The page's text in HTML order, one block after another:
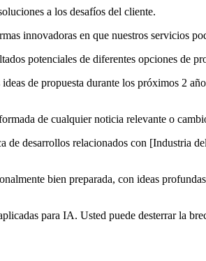
a los desafíos del cliente.
innovadoras en que nuestros servicios
potenciales de diferentes opciones de
de propuesta durante los próximos 2
de cualquier noticia relevante o
desarrollos relacionados con [Industria
bien preparada, con ideas
para IA. Usted puede desterrar la